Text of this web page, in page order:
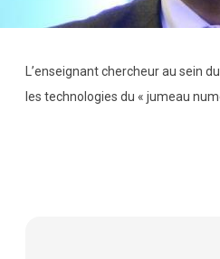
L’enseignant chercheur au sein
les technologies du « jumeau